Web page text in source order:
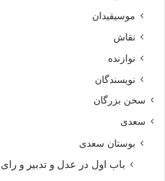
موسیقیدان
نقاش
نوازنده
نویسندگان
سخن بزرگان
سعدی
بوستان سعدی
باب اول در عدل و تدبیر و رای